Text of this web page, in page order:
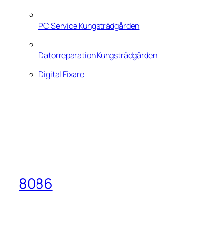
PC Service Kungsträdgården
Datorreparation Kungsträdgården
Digital Fixare
8086